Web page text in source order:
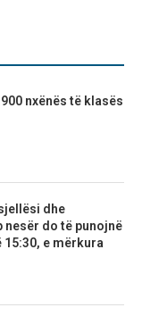
nxënës të klasës
dhe
nesër do të punojnë
15:30, e mërkura